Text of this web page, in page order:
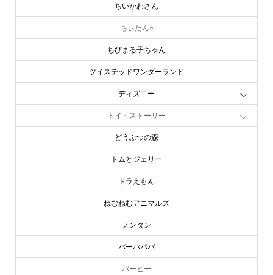
ちいかわさん
ちぃたん⭐︎
ちびまる子ちゃん
ツイステッドワンダーランド
ディズニー
トイ・ストーリー
どうぶつの森
トムとジェリー
ドラえもん
ねむねむアニマルズ
ノンタン
バーバパパ
バービー